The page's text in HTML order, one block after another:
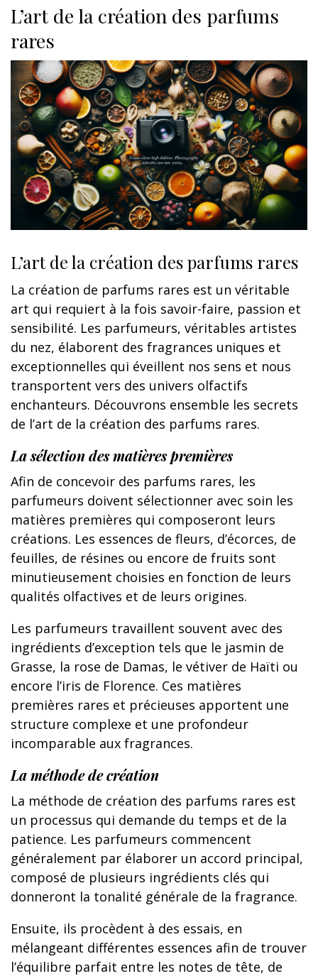
L’art de la création des parfums
rares
L’art de la création des parfums rares
La création de parfums rares est un véritable
art qui requiert à la fois savoir-faire, passion et
sensibilité. Les parfumeurs, véritables artistes
du nez, élaborent des fragrances uniques et
exceptionnelles qui éveillent nos sens et nous
transportent vers des univers olfactifs
enchanteurs. Découvrons ensemble les secrets
de l’art de la création des parfums rares.
La sélection des matières premières
Afin de concevoir des parfums rares, les
parfumeurs doivent sélectionner avec soin les
matières premières qui composeront leurs
créations. Les essences de fleurs, d’écorces, de
feuilles, de résines ou encore de fruits sont
minutieusement choisies en fonction de leurs
qualités olfactives et de leurs origines.
Les parfumeurs travaillent souvent avec des
ingrédients d’exception tels que le jasmin de
Grasse, la rose de Damas, le vétiver de Haïti ou
encore l’iris de Florence. Ces matières
premières rares et précieuses apportent une
structure complexe et une profondeur
incomparable aux fragrances.
La méthode de création
La méthode de création des parfums rares est
un processus qui demande du temps et de la
patience. Les parfumeurs commencent
généralement par élaborer un accord principal,
composé de plusieurs ingrédients clés qui
donneront la tonalité générale de la fragrance.
Ensuite, ils procèdent à des essais, en
mélangeant différentes essences afin de trouver
l’équilibre parfait entre les notes de tête, de